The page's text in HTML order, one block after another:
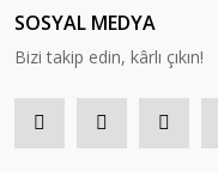
SOSYAL MEDYA
Bizi takip edin, kârlı çıkın!